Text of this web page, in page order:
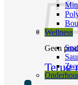
Geen
Terug
Wellness